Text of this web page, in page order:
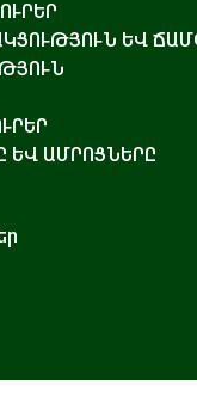
ԵՎ
ԵՎ ԱՄՐՈՑՆԵՐԸ